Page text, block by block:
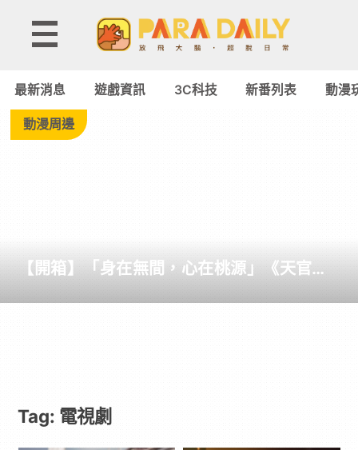
Tag:
視
Paradaily
-
｜
最新消息 遊戲資訊 3C科技 新番列表 動漫
動漫周邊
【開箱】「身在無間，心在桃源」《天官賜
Tag: 電視劇